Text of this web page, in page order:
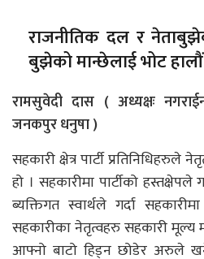
राजनीतिक दल र
बुझेको मान्छेलाई भोट हालौं
रामसुवेदी दास ( अध्यक्षः
जनकपुर धनुषा )
सहकारी क्षेत्र पार्टी
हो । सहकारीमा पार्टीको हस्तक्षेपले
ब्यक्तिगत स्वार्थले गर्दा
सहकारीका नेतृत्वहरु सहकारी मूल्य
आफ्नो बाटो हिड्न छोडेर अरुले